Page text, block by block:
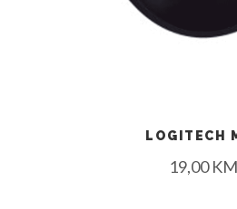
LOGITECH
19,00KM